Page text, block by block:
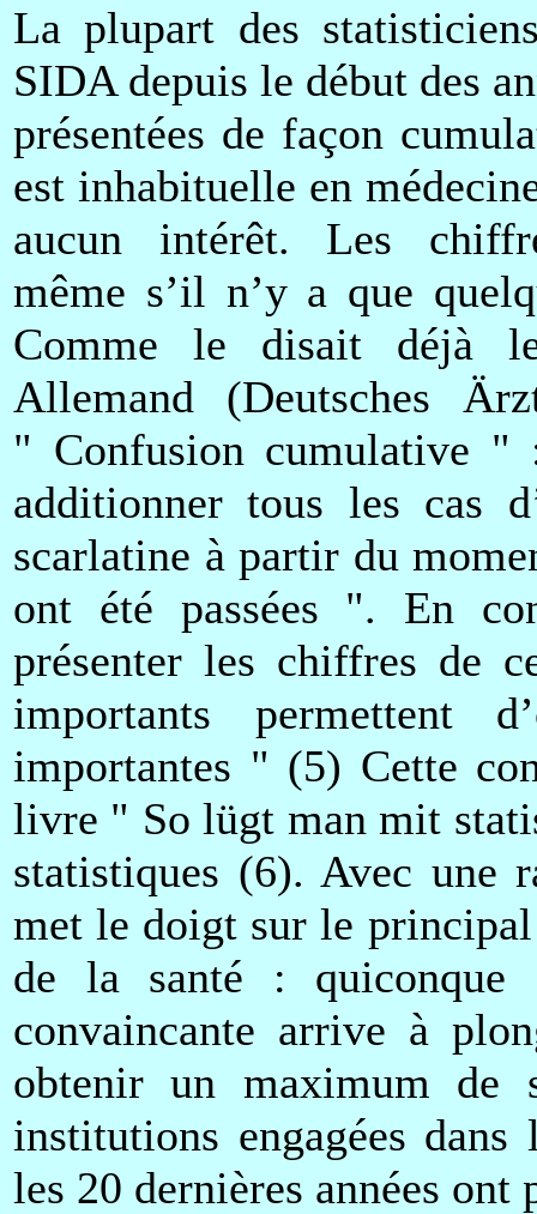
La plupart des
SIDA depuis le début des
présentées de façon
est inhabituelle en
aucun intérêt. Les
même s’il n’y a que
Comme le disait déjà
Allemand (Deutsches
" Confusion cumulative "
additionner tous les cas
scarlatine à partir du
ont été passées ". En
présenter les chiffres de
importants permettent
importantes " (5) Cette
livre " So lügt man mit
statistiques (6). Avec une
met le doigt sur le
de la santé :
convaincante arrive à
obtenir un maximum de
institutions engagées
les 20 dernières années ont